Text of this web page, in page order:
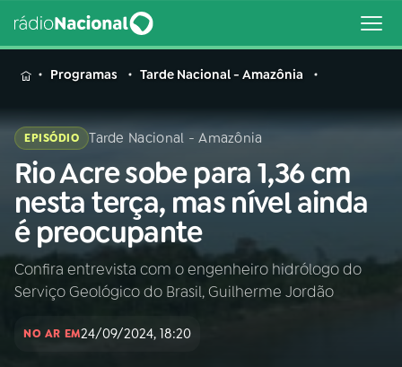
MENU
Buscar
na
Rádio
Nacional
Buscar
AO VIVO
INÍCIO
Programas Tarde Nacional - Amazônia
EPISÓDIO Tarde Nacional - Amazônia
Rio Acre sobe para 1,36 cm
nesta terça, mas nível ainda
é preocupante
Confira entrevista com o engenheiro hidrólogo do
Serviço Geológico do Brasil, Guilherme Jordão
NO AR EM24/09/2024, 18:20